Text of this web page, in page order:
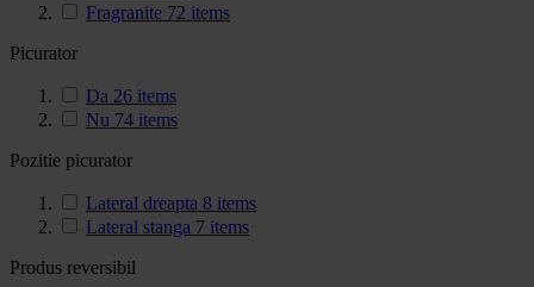
Fragranite 72 items
Picurator
Da 26 items
Nu 74 items
Pozitie picurator
Lateral dreapta 8 items
Lateral stanga 7 items
Produs reversibil